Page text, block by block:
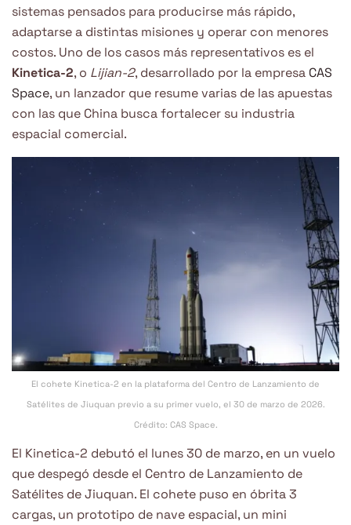
sistemas pensados para producirse más rápido,
adaptarse a distintas misiones y operar con menores
costos. Uno de los casos más representativos es el
Kinetica-2, o Lijian-2, desarrollado por la empresa CAS
Space, un lanzador que resume varias de las apuestas
con las que China busca fortalecer su industria
espacial comercial.
El cohete Kinetica-2 en la plataforma del Centro de Lanzamiento de
Satélites de Jiuquan previo a su primer vuelo, el 30 de marzo de 2026.
Crédito: CAS Space.
El Kinetica-2 debutó el lunes 30 de marzo, en un vuelo
que despegó desde el Centro de Lanzamiento de
Satélites de Jiuquan. El cohete puso en óbrita 3
cargas, un prototipo de nave espacial, un mini